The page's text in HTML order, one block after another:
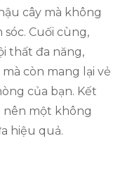
cây mà không
Cuối cùng,
thất đa năng,
còn mang lại vẻ
của bạn. Kết
nên một không
hiệu quả.